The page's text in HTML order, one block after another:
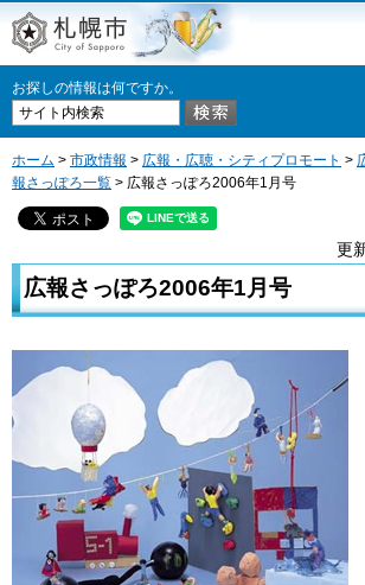
札幌市
お探しの情報は何ですか。
ホーム > 市政情報 > 広報・広聴・シティプロモート >
報さっぽろ一覧 > 広報さっぽろ2006年1月号
更
広報さっぽろ2006年1月号